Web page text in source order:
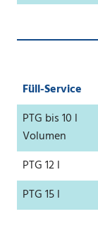
Füll-Service
PTG bis 10 l
Volumen
PTG 12 l
PTG 15 l